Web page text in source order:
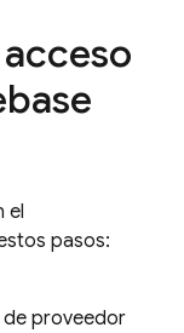
el
pasos:
de proveedor